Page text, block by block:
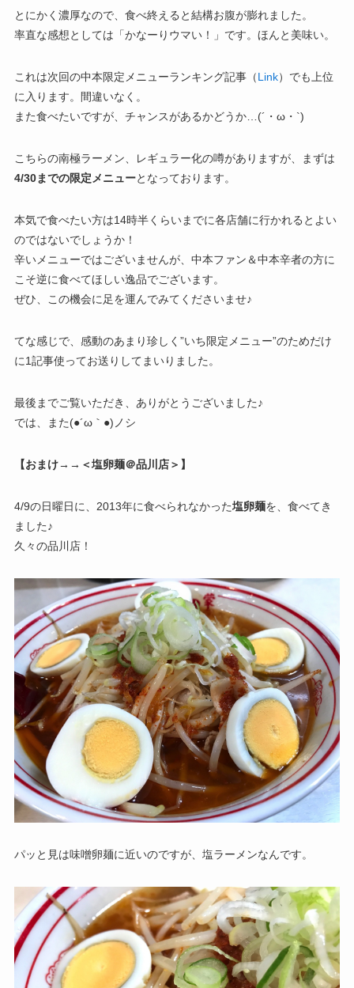
とにかく濃厚なので、食べ終えると結構お腹が膨れました。
率直な感想としては「かなーりウマい！」です。ほんと美味い。
これは次回の中本限定メニューランキング記事（Link）でも上位
に入ります。間違いなく。
また食べたいですが、チャンスがあるかどうか…(´・ω・`)
こちらの南極ラーメン、レギュラー化の噂がありますが、まずは
4/30までの限定メニューとなっております。
本気で食べたい方は14時半くらいまでに各店舗に行かれるとよい
のではないでしょうか！
辛いメニューではございませんが、中本ファン＆中本辛者の方に
こそ逆に食べてほしい逸品でございます。
ぜひ、この機会に足を運んでみてくださいませ♪
てな感じで、感動のあまり珍しく”いち限定メニュー”のためだけ
に1記事使ってお送りしてまいりました。
最後までご覧いただき、ありがとうございました♪
では、また(●´ω｀●)ノシ
【おまけ→→＜塩卵麺＠品川店＞】
4/9の日曜日に、2013年に食べられなかった塩卵麺を、食べてき
ました♪
久々の品川店！
パッと見は味噌卵麺に近いのですが、塩ラーメンなんです。